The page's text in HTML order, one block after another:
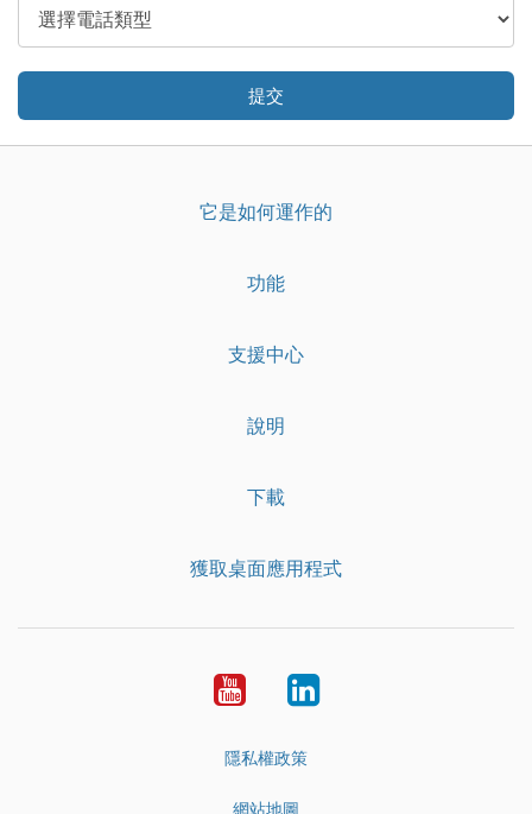
提交
它是如何運作的
功能
支援中心
說明
下載
獲取桌面應用程式
YouTubeLinkedIn
隱私權政策
網站地圖